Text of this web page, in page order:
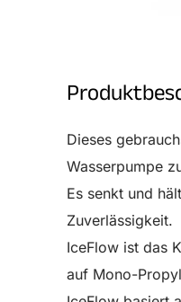
Dieses
Wasserpumpe
Es senkt und
Zuverlässigkeit.
IceFlow ist das
auf Mono-